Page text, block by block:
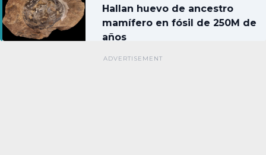
Hallan huevo de ancestro
mamífero en fósil de 250M de
años